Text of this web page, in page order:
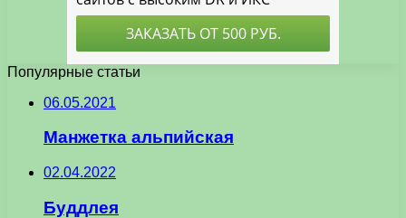
Популярные статьи
06.05.2021
Манжетка альпийская
02.04.2022
Буддлея